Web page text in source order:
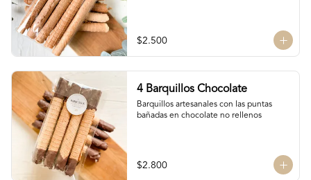
$2.500
4 Barquillos Chocolate
Barquillos artesanales con las puntas
bañadas en chocolate no rellenos
$2.800